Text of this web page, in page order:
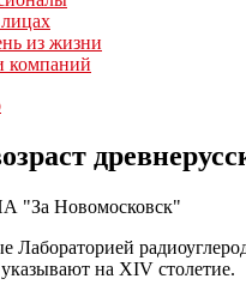
из жизни
компаний
"За Новомосковск"
Лабораторией
на XIV столетие.